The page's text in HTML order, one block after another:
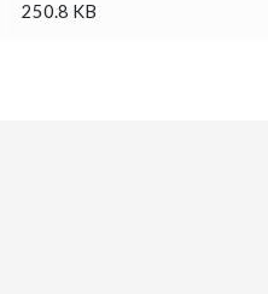
250.8 KB